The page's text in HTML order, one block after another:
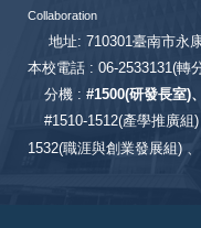
Collaboration
地址: 710301臺南市
本校電話 : 06-2533131(轉
分機 : #1500(研發長室)、
#1510-1512(產學推廣組)
1532(職涯與創業發展組) 、